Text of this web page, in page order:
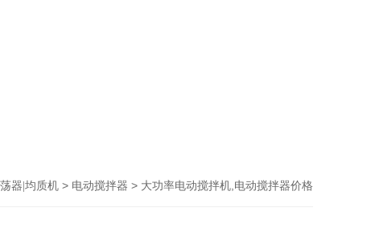
器|均质机 > 电动搅拌器 > 大功率电动搅拌机,电动搅拌器价格